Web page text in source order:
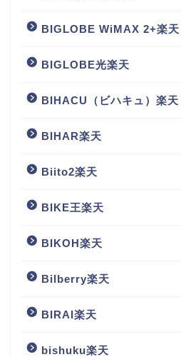
BIGLOBE WiMAX 2+楽天
BIGLOBE光楽天
BIHACU（ビハキュ）楽天
BIHAR楽天
Biito2楽天
BIKE王楽天
BIKOH楽天
Bilberry楽天
BIRAI楽天
bishuku楽天